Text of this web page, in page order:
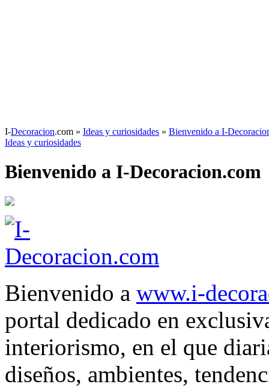
I-Decoracion.com » Ideas y curiosidades » Bienvenido a I-
Ideas y curiosidades
Bienvenido a I-Decoracion.com
Bienvenido a www.i-
portal dedicado en
interiorismo, en el que
diseños, ambientes,